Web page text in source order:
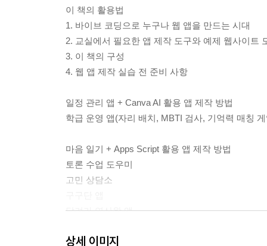
이 책의 활용법
1. 바이브 코딩으로 누구나 웹 앱을 만드는 시대
2. 교실에서 필요한 앱 제작 도구와 예제 웹사이트
3. 이 책의 구성
4. 웹 앱 제작 실습 전 준비 사항
일정 관리 앱 + Canva AI 활용 앱 제작 방법
학급 운영 앱(자리 배치, MBTI 검사, 기억력 매칭
마음 일기 + Apps Script 활용 앱 제작 방법
토론 수업 도우미
고민 상담소
달려라 연산왕 앱
질문이 있는 교실
상세 이미지